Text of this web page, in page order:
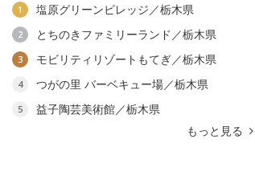
1 塩原グリーンビレッジ／栃木県
2 とちのきファミリーランド／栃木県
3 モビリティリゾートもてぎ／栃木県
4 つがの里 バーベキュー場／栃木県
5
益子陶芸美術館／栃木県
もっと見る